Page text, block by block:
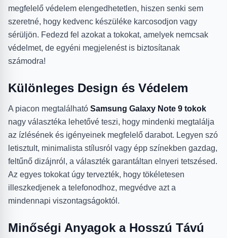
megfelelő védelem elengedhetetlen, hiszen senki sem
szeretné, hogy kedvenc készüléke karcosodjon vagy
sérüljön. Fedezd fel azokat a tokokat, amelyek nemcsak
védelmet, de egyéni megjelenést is biztosítanak
számodra!
Különleges Design és Védelem
A piacon megtalálható Samsung Galaxy Note 9 tokok
nagy választéka lehetővé teszi, hogy mindenki megtalálja
az ízlésének és igényeinek megfelelő darabot. Legyen szó
letisztult, minimalista stílusról vagy épp színekben gazdag,
feltűnő dizájnról, a választék garantáltan elnyeri tetszésed.
Az egyes tokokat úgy tervezték, hogy tökéletesen
illeszkedjenek a telefonodhoz, megvédve azt a
mindennapi viszontagságoktól.
Minőségi Anyagok a Hosszú Távú